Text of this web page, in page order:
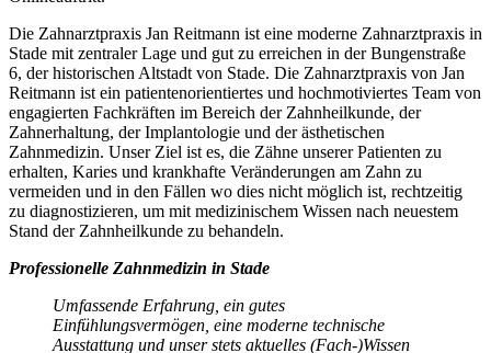
Die Zahnarztpraxis Jan Reitmann ist eine moderne Zahnarztpraxis in
Stade mit zentraler Lage und gut zu erreichen in der Bungenstraße
6, der historischen Altstadt von Stade. Die Zahnarztpraxis von Jan
Reitmann ist ein patientenorientiertes und hochmotiviertes Team von
engagierten Fachkräften im Bereich der Zahnheilkunde, der
Zahnerhaltung, der Implantologie und der ästhetischen
Zahnmedizin. Unser Ziel ist es, die Zähne unserer Patienten zu
erhalten, Karies und krankhafte Veränderungen am Zahn zu
vermeiden und in den Fällen wo dies nicht möglich ist, rechtzeitig
zu diagnostizieren, um mit medizinischem Wissen nach neuestem
Stand der Zahnheilkunde zu behandeln.
Professionelle Zahnmedizin in Stade
Umfassende Erfahrung, ein gutes
Einfühlungsvermögen, eine moderne technische
Ausstattung und unser stets aktuelles (Fach-)Wissen